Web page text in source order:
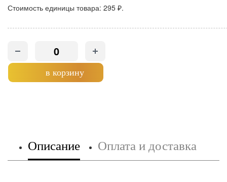
Стоимость единицы товара: 295 ₽.
в корзину
Описание Оплата и доставка